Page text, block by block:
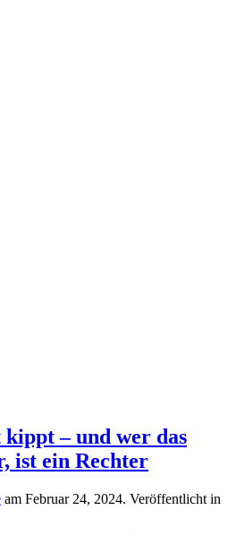
kippt – und wer das
ist ein Rechter
am Februar 24, 2024. Veröffentlicht in